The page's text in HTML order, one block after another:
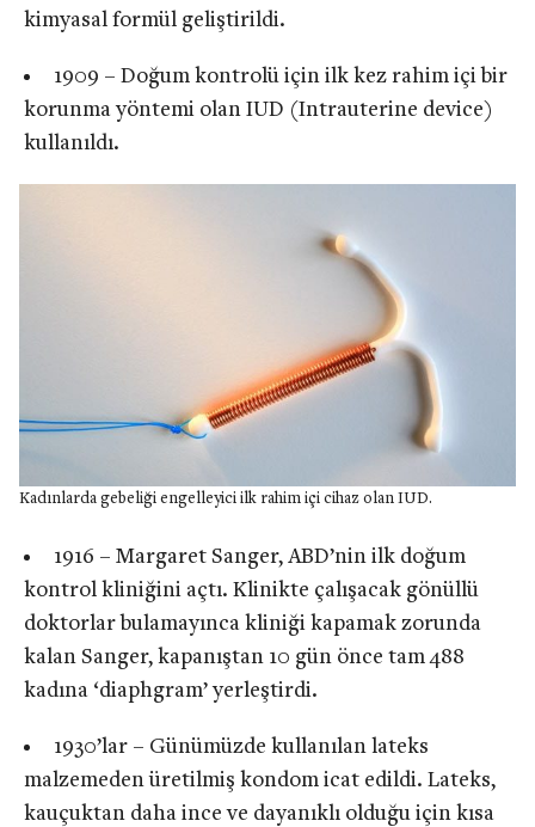
kimyasal formül geliştirildi.
1909 – Doğum kontrolü için ilk kez rahim içi bir
korunma yöntemi olan IUD (Intrauterine device)
kullanıldı.
Kadınlarda gebeliği engelleyici ilk rahim içi cihaz olan IUD.
1916 – Margaret Sanger, ABD’nin ilk doğum
kontrol kliniğini açtı. Klinikte çalışacak gönüllü
doktorlar bulamayınca kliniği kapamak zorunda
kalan Sanger, kapanıştan 10 gün önce tam 488
kadına ‘diaphgram’ yerleştirdi.
1930’lar – Günümüzde kullanılan lateks
malzemeden üretilmiş kondom icat edildi. Lateks,
kauçuktan daha ince ve dayanıklı olduğu için kısa